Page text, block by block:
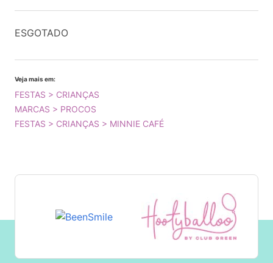
ESGOTADO
Veja mais em:
FESTAS > CRIANÇAS
MARCAS > PROCOS
FESTAS > CRIANÇAS > MINNIE CAFÉ